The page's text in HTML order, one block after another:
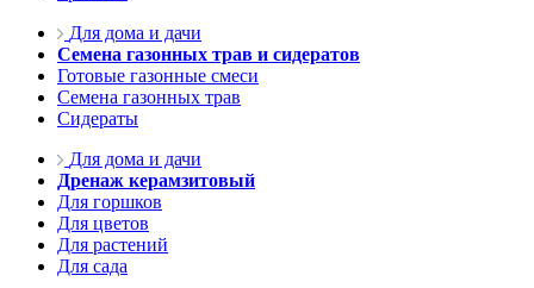
Для дома и дачи
Семена газонных трав и сидератов
Готовые газонные смеси
Семена газонных трав
Сидераты
Для дома и дачи
Дренаж керамзитовый
Для горшков
Для цветов
Для растений
Для сада